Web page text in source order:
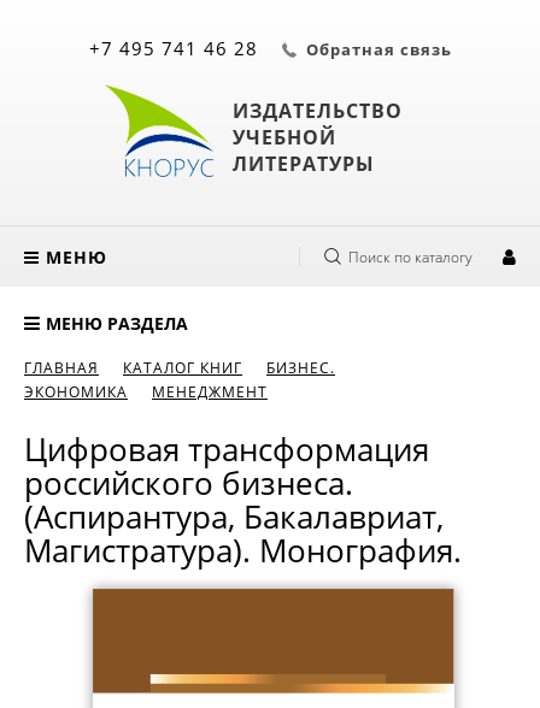
ИЗДАТЕЛЬСТВО
УЧЕБНОЙ
ЛИТЕРАТУРЫ
+7 495 741 46 28 Обратная связь
МЕНЮ Поиск по каталогу
МЕНЮ РАЗДЕЛА
ГЛАВНАЯ КАТАЛОГ КНИГ
БИЗНЕС.
ЭКОНОМИКА
МЕНЕДЖМЕНТ
Цифровая трансформация
российского бизнеса.
(Аспирантура, Бакалавриат,
Магистратура). Монография.